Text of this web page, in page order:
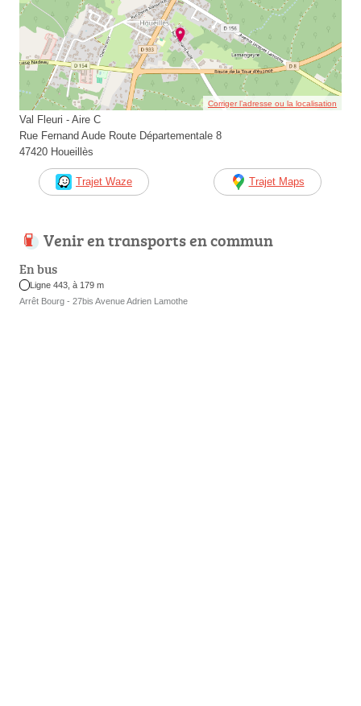
Corriger l’adresse ou la localisation
Val Fleuri - Aire C
Rue Fernand Aude Route Départementale 8
47420 Houeillès
Trajet Waze Trajet Maps
Venir en transports en commun
En bus
Ligne 443, à 179 m
Arrêt Bourg - 27bis Avenue Adrien Lamothe